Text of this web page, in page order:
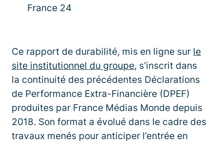
France 24
Ce rapport de durabilité, mis en ligne sur le
site institutionnel du groupe, s’inscrit dans
la continuité des précédentes Déclarations
de Performance Extra-Financière (DPEF)
produites par France Médias Monde depuis
2018. Son format a évolué dans le cadre des
travaux menés pour anticiper l’entrée en